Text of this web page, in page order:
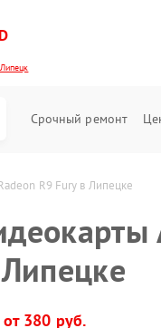
Липецк
Срочный ремонт
R9 Fury в Липецке
от 380 руб.